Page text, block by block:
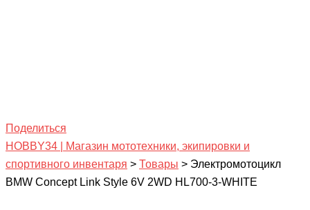
Поделиться
HOBBY34 | Магазин мототехники, экипировки и
спортивного инвентаря > Товары > Электромотоцикл
BMW Concept Link Style 6V 2WD HL700-3-WHITE